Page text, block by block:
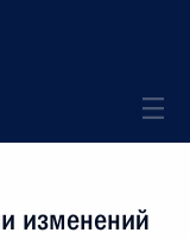
изменений